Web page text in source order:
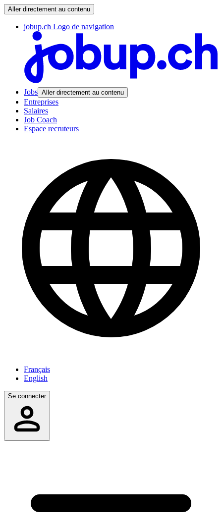
Aller directement au contenu
jobup.ch Logo de navigation
Jobs Aller directement au contenu
Entreprises
Salaires
Job Coach
Espace recruteurs
Français
English
Se connecter